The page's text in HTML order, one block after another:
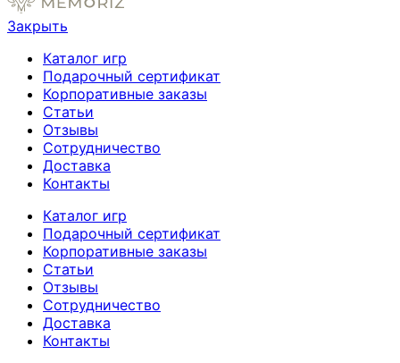
Закрыть
Каталог игр
Подарочный сертификат
Корпоративные заказы
Статьи
Отзывы
Сотрудничество
Доставка
Контакты
Каталог игр
Подарочный сертификат
Корпоративные заказы
Статьи
Отзывы
Сотрудничество
Доставка
Контакты